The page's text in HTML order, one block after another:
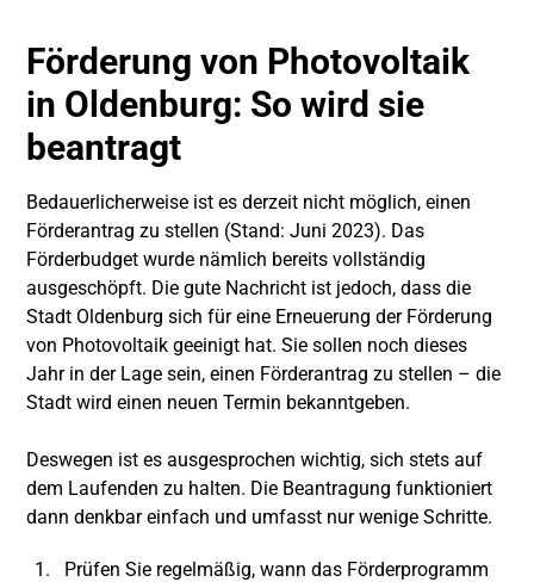
Förderung von Photovoltaik
in Oldenburg: So wird sie
beantragt
Bedauerlicherweise ist es derzeit nicht möglich, einen
Förderantrag zu stellen (Stand: Juni 2023). Das
Förderbudget wurde nämlich bereits vollständig
ausgeschöpft. Die gute Nachricht ist jedoch, dass die
Stadt Oldenburg sich für eine Erneuerung der Förderung
von Photovoltaik geeinigt hat. Sie sollen noch dieses
Jahr in der Lage sein, einen Förderantrag zu stellen – die
Stadt wird einen neuen Termin bekanntgeben.
Deswegen ist es ausgesprochen wichtig, sich stets auf
dem Laufenden zu halten. Die Beantragung funktioniert
dann denkbar einfach und umfasst nur wenige Schritte.
Prüfen Sie regelmäßig, wann das Förderprogramm